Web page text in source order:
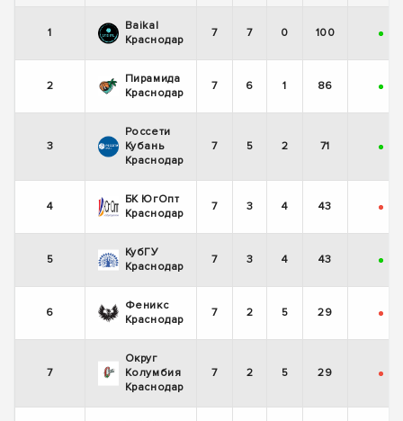
1
Baikal
Краснодар
7 7 0 100 +
2
Пирамида
Краснодар
7 6 1 86 +
3
Россети
Кубань
Краснодар
7 5 2 71 +
4
БК ЮгОпт
Краснодар
7 3 4 43 -
5
КубГУ
Краснодар
7 3 4 43 +
6
Феникс
Краснодар
7 2 5 29 -
7
Округ
Колумбия
Краснодар
7 2 5 29 -